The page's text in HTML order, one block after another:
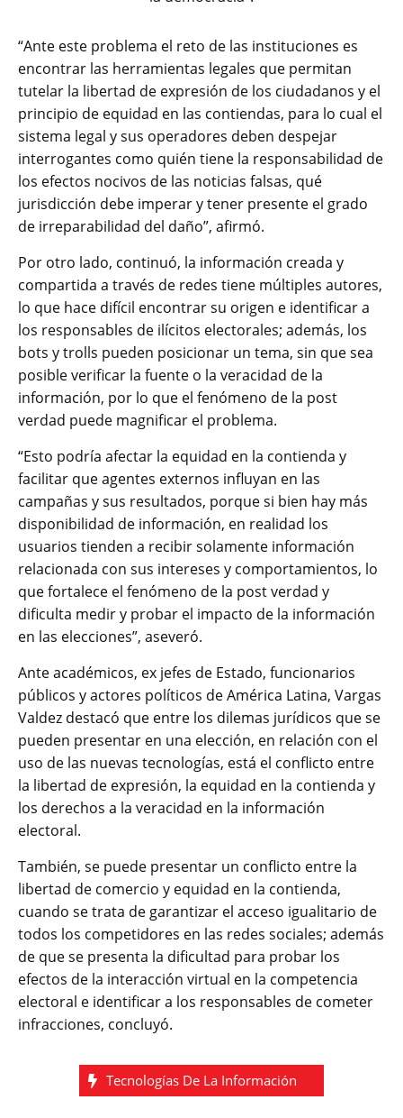
“Ante este problema el reto de las instituciones es
encontrar las herramientas legales que permitan
tutelar la libertad de expresión de los ciudadanos y el
principio de equidad en las contiendas, para lo cual el
sistema legal y sus operadores deben despejar
interrogantes como quién tiene la responsabilidad de
los efectos nocivos de las noticias falsas, qué
jurisdicción debe imperar y tener presente el grado
de irreparabilidad del daño”, afirmó.
Por otro lado, continuó, la información creada y
compartida a través de redes tiene múltiples autores,
lo que hace difícil encontrar su origen e identificar a
los responsables de ilícitos electorales; además, los
bots y trolls pueden posicionar un tema, sin que sea
posible verificar la fuente o la veracidad de la
información, por lo que el fenómeno de la post
verdad puede magnificar el problema.
“Esto podría afectar la equidad en la contienda y
facilitar que agentes externos influyan en las
campañas y sus resultados, porque si bien hay más
disponibilidad de información, en realidad los
usuarios tienden a recibir solamente información
relacionada con sus intereses y comportamientos, lo
que fortalece el fenómeno de la post verdad y
dificulta medir y probar el impacto de la información
en las elecciones”, aseveró.
Ante académicos, ex jefes de Estado, funcionarios
públicos y actores políticos de América Latina, Vargas
Valdez destacó que entre los dilemas jurídicos que se
pueden presentar en una elección, en relación con el
uso de las nuevas tecnologías, está el conflicto entre
la libertad de expresión, la equidad en la contienda y
los derechos a la veracidad en la información
electoral.
También, se puede presentar un conflicto entre la
libertad de comercio y equidad en la contienda,
cuando se trata de garantizar el acceso igualitario de
todos los competidores en las redes sociales; además
de que se presenta la dificultad para probar los
efectos de la interacción virtual en la competencia
electoral e identificar a los responsables de cometer
infracciones, concluyó.
Tecnologías De La Información